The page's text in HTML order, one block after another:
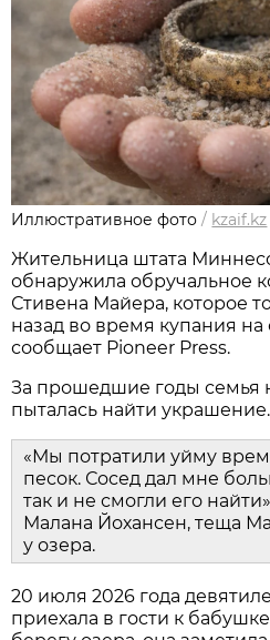
Иллюстративное фото / kzaif.kz
Жительница штата
обнаружила обручальное
Стивена Майера, которое
назад во время купания на
сообщает Pioneer Press.
За прошедшие годы семья
пыталась найти украшение.
«Мы потратили уйму
песок. Сосед дал мне
так и не смогли его
Малана Йохансен, теща
у озера.
20 июля 2026 года
приехала в гости к